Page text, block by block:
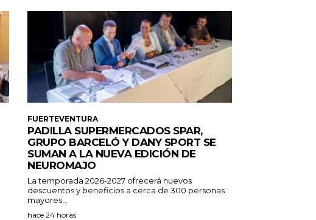
FUERTEVENTURA
PADILLA SUPERMERCADOS SPAR,
GRUPO BARCELÓ Y DANY SPORT SE
SUMAN A LA NUEVA EDICIÓN DE
NEUROMAJO
La temporada 2026-2027 ofrecerá nuevos
descuentos y beneficios a cerca de 300 personas
mayores...
hace 24 horas